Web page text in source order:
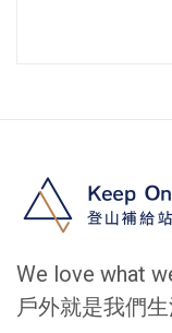
We love what
戶外就是我們生